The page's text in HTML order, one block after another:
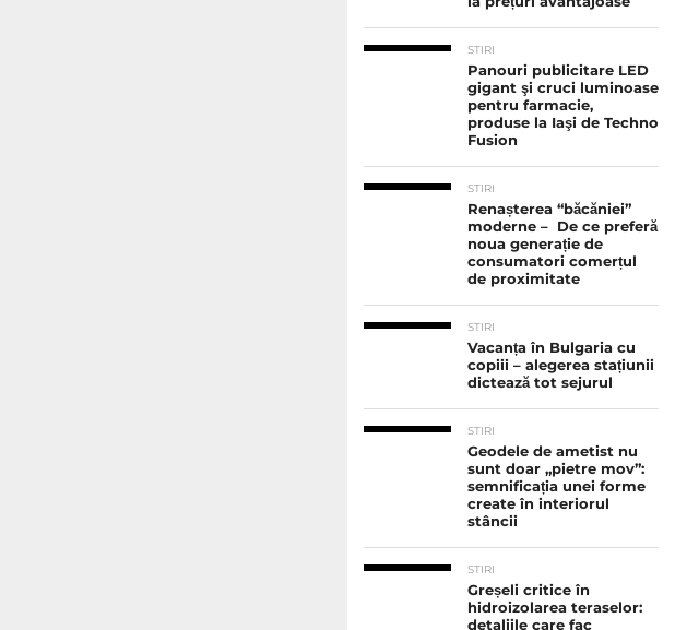
STIRI
Panouri publicitare LED
gigant şi cruci luminoase
pentru farmacie,
produse la Iaşi de Techno
Fusion
STIRI
Renașterea “băcăniei”
moderne – De ce preferă
noua generație de
consumatori comerțul
de proximitate
STIRI
Vacanța în Bulgaria cu
copiii – alegerea stațiunii
dictează tot sejurul
STIRI
Geodele de ametist nu
sunt doar „pietre mov”:
semnificația unei forme
create în interiorul
stâncii
STIRI
Greșeli critice în
hidroizolarea teraselor:
detaliile care fac